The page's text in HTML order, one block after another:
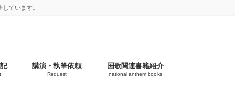
ています。
講演・執筆依頼
Request
国歌関連書籍紹介
national anthem books